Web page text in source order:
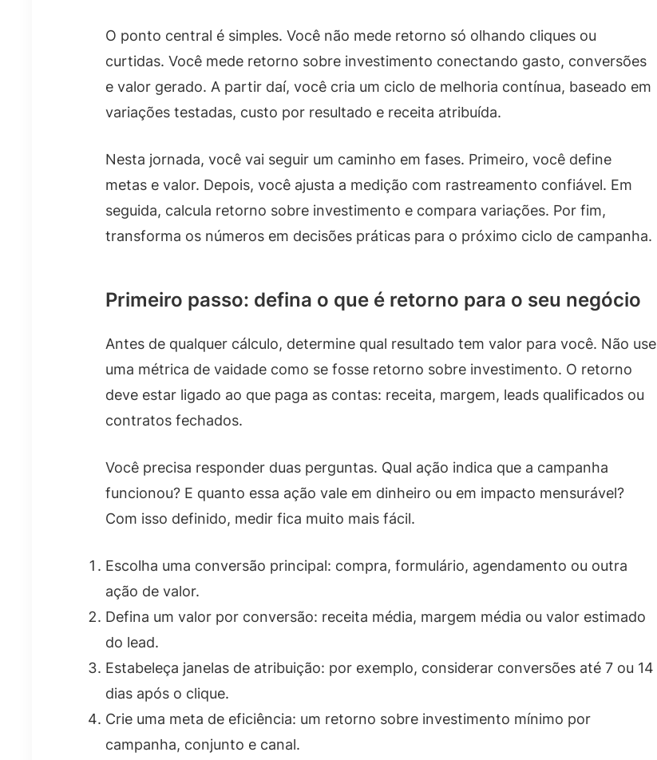
O ponto central é simples. Você não mede retorno só olhando cliques ou
curtidas. Você mede retorno sobre investimento conectando gasto, conversões
e valor gerado. A partir daí, você cria um ciclo de melhoria contínua, baseado em
variações testadas, custo por resultado e receita atribuída.
Nesta jornada, você vai seguir um caminho em fases. Primeiro, você define
metas e valor. Depois, você ajusta a medição com rastreamento confiável. Em
seguida, calcula retorno sobre investimento e compara variações. Por fim,
transforma os números em decisões práticas para o próximo ciclo de campanha.
Primeiro passo: defina o que é retorno para o seu negócio
Antes de qualquer cálculo, determine qual resultado tem valor para você. Não use
uma métrica de vaidade como se fosse retorno sobre investimento. O retorno
deve estar ligado ao que paga as contas: receita, margem, leads qualificados ou
contratos fechados.
Você precisa responder duas perguntas. Qual ação indica que a campanha
funcionou? E quanto essa ação vale em dinheiro ou em impacto mensurável?
Com isso definido, medir fica muito mais fácil.
Escolha uma conversão principal: compra, formulário, agendamento ou outra
ação de valor.
Defina um valor por conversão: receita média, margem média ou valor estimado
do lead.
Estabeleça janelas de atribuição: por exemplo, considerar conversões até 7 ou 14
dias após o clique.
Crie uma meta de eficiência: um retorno sobre investimento mínimo por
campanha, conjunto e canal.